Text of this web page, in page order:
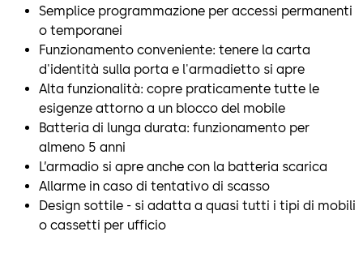
Semplice programmazione per accessi permanenti
o temporanei
Funzionamento conveniente: tenere la carta
d'identità sulla porta e l'armadietto si apre
Alta funzionalità: copre praticamente tutte le
esigenze attorno a un blocco del mobile
Batteria di lunga durata: funzionamento per
almeno 5 anni
L’armadio si apre anche con la batteria scarica
Allarme in caso di tentativo di scasso
Design sottile - si adatta a quasi tutti i tipi di mobili
o cassetti per ufficio